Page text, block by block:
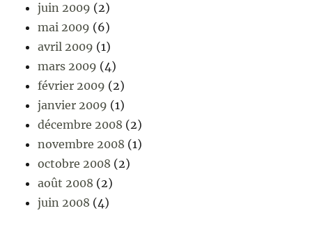
juin 2009 (2)
mai 2009 (6)
avril 2009 (1)
mars 2009 (4)
février 2009 (2)
janvier 2009 (1)
décembre 2008 (2)
novembre 2008 (1)
octobre 2008 (2)
août 2008 (2)
juin 2008 (4)